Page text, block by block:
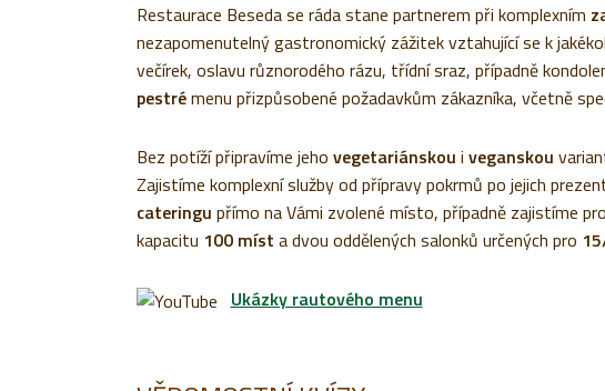
Restaurace Beseda se ráda stane partnerem při komplexním
nezapomenutelný gastronomický zážitek vztahující se k
večírek, oslavu různorodého rázu, třídní sraz, případně
pestrémenu přizpůsobené požadavkům zákazníka, včetně
Bez potíží připravíme jeho vegetariánskou i veganskou
Zajistíme komplexní služby od přípravy pokrmů po jejich
cateringu přímo na Vámi zvolené místo, případně zajistíme
kapacitu 100 míst a dvou oddělených salonků určených pro
Ukázky rautového menu